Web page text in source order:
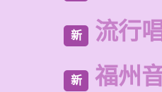
新 流行
新 福州